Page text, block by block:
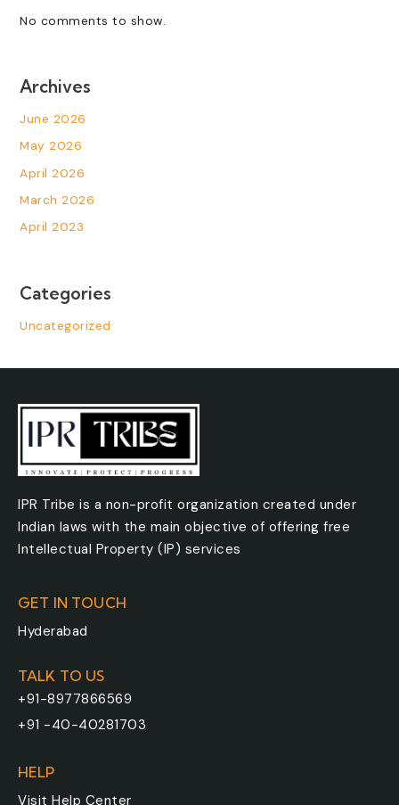
No comments to show.
Archives
June 2026
May 2026
April 2026
March 2026
April 2023
Categories
Uncategorized
IPR Tribe is a non-profit organization created under
Indian laws with the main objective of offering free
Intellectual Property (IP) services
GET IN TOUCH
Hyderabad
TALK TO US
+91-8977866569
+91 -40-40281703
HELP
Visit Help Center